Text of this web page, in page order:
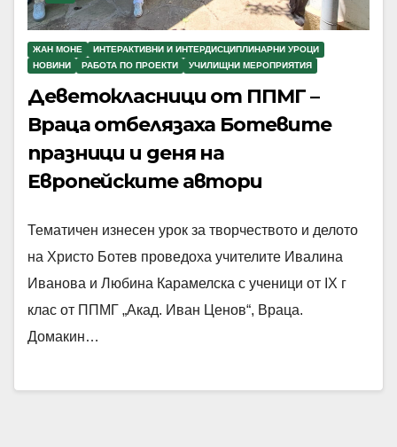
ЖАН МОНЕ
ИНТЕРАКТИВНИ И ИНТЕРДИСЦИПЛИНАРНИ УРОЦИ
НОВИНИ
РАБОТА ПО ПРОЕКТИ УЧИЛИЩНИ МЕРОПРИЯТИЯ
Деветокласници от ППМГ –
Враца отбелязаха Ботевите
празници и деня на
Европейските автори
Тематичен изнесен урок за творчеството и делото
на Христо Ботев проведоха учителите Ивалина
Иванова и Любина Карамелска с ученици от IX г
клас от ППМГ „Акад. Иван Ценов“, Враца.
Домакин…